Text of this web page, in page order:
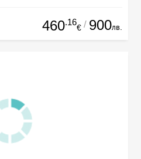
460.16
€ / 900лв.